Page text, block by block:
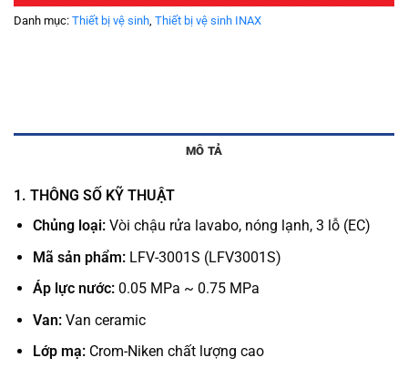
Danh mục: Thiết bị vệ sinh, Thiết bị vệ sinh INAX
MÔ TẢ
1. THÔNG SỐ KỸ THUẬT
Chủng loại:Vòi chậu rửa lavabo, nóng lạnh, 3 lỗ (EC)
Mã sản phẩm:LFV-3001S (LFV3001S)
Áp lực nước:0.05 MPa ~ 0.75 MPa
Van:Van ceramic
Lớp mạ:Crom-Niken chất lượng cao